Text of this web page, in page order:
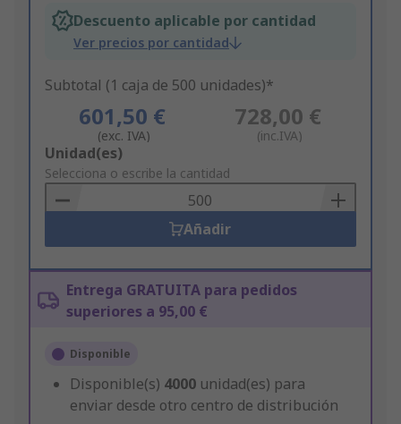
Descuento aplicable por cantidad
Ver precios por cantidad
Subtotal (1 caja de 500 unidades)*
601,50 €
(exc. IVA)
728,00 €
(inc.IVA)
Add
to
Basket
Unidad(es)
Selecciona o escribe la cantidad
Añadir
Entrega GRATUITA para pedidos
superiores a 95,00 €
Disponible
Disponible(s) 4000 unidad(es) para
enviar desde otro centro de distribución